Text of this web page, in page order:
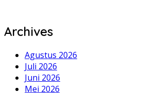
Archives
Agustus 2026
Juli 2026
Juni 2026
Mei 2026